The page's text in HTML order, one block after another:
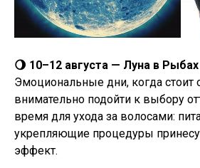
🌖 10–12 августа — Луна в Рыбах
Эмоциональные дни, когда стоит
внимательно подойти к выбору
время для ухода за волосами:
укрепляющие процедуры
эффект.